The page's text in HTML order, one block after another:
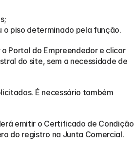
piso determinado pela função.
Portal do Empreendedor e clicar
do site, sem a necessidade de
É necessário também
emitir o Certificado de Condição
do registro na Junta Comercial.